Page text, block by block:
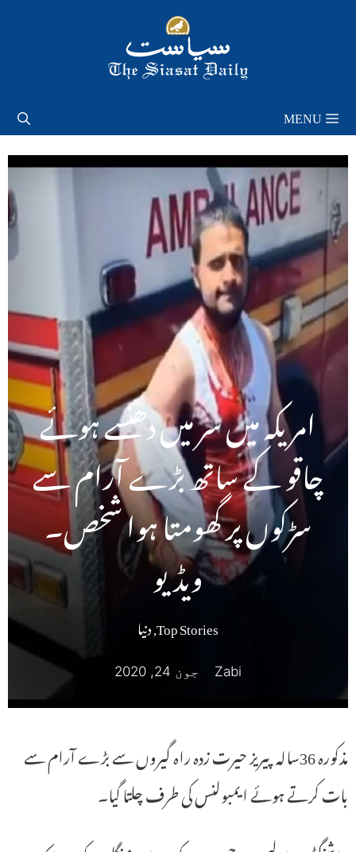
MENU
امریکہ میں سر میں دھنسے ہوئے
چاقو کے ساتھ بڑے آرام سے
سڑکوں پر گھومتا ہوا شخص۔
ویڈیو
Top Stories
,دنیا
Zabi جون 24, 2020
مذکورہ 36سالہ پیریز حیرت زدہ راہ گیروں سے بڑے آرام سے
بات کرتے ہوئے ایمبولنس کی طرف چلتا گیا۔